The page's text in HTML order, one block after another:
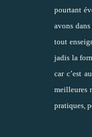
pourtant
avons
tout
jadis la
car c’est
meilleures
pratiques,